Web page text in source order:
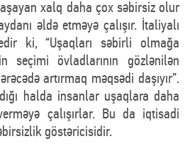
xalq daha çox səbirsiz olur
əldə etməyə çalışır. İtaliyalı
ki, “Uşaqları səbirli olmağa
seçimi övladlarının gözlənilən
artırmaq məqsədi daşıyır”.
halda insanlar uşaqlara daha
çalışırlar. Bu da iqtisadi
göstəricisidir.